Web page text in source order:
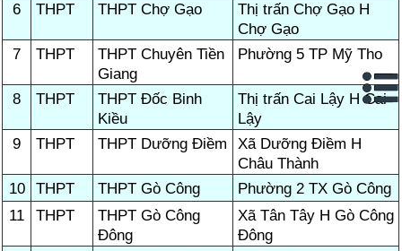
6
THPT THPT Chợ Gạo
Thị trấn Chợ Gạo H
Chợ Gạo
7
THPT
THPT Chuyên Tiền
Giang
Phường 5 TP Mỹ Tho
8 THPT
THPT Đốc Binh
Kiều
Thị trấn Cai Lậy H Cai
Lậy
9
THPT THPT Dưỡng Điềm
Xã Dưỡng Điềm H
Châu Thành
10
THPT THPT Gò Công
Phường 2 TX Gò Công
11
THPT
THPT Gò Công
Đông
Xã Tân Tây H Gò Công
Đông